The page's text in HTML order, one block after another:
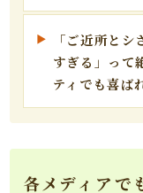
「ご近所と
すぎる」って
ティでも喜ば
各メディアで